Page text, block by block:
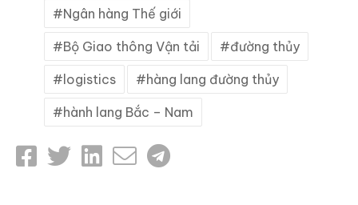
Ngân hàng Thế giới
Bộ Giao thông Vận tải đường thủy
logistics hàng lang đường thủy
hành lang Bắc – Nam